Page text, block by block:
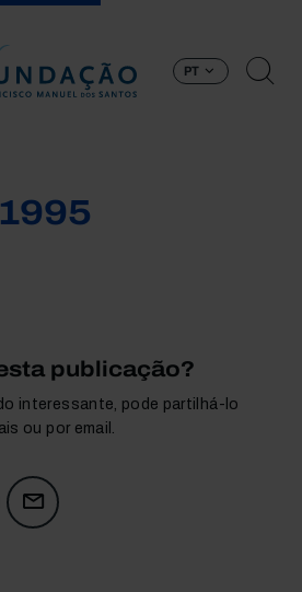
PT
publicação?
interessante, pode partilhá-lo
ou por email.